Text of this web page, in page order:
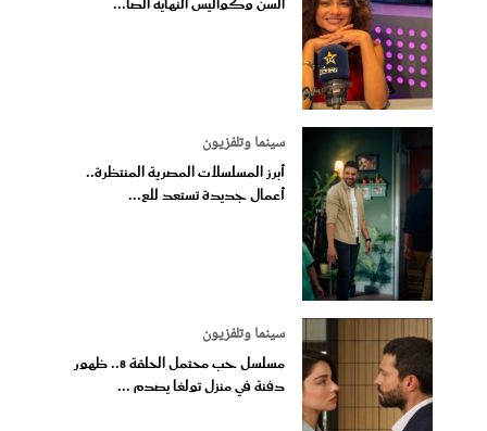
سينما وتلفزيون
أبرز المسلسلات المصرية المنتظرة..
أعمال جديدة تستعد للع...
سينما وتلفزيون
مسلسل حب محتمل الحلقة 8.. ظهور
دفنة في منزل تولغا يصدم ...